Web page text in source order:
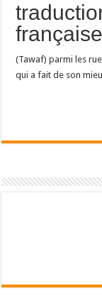
(Tawaf) parmi les
qui a fait de son